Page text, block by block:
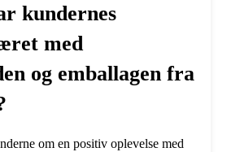
kundernes
med
og emballagen fra
om en positiv oplevelse med